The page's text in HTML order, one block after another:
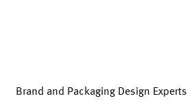
Brand and Packaging Design Experts